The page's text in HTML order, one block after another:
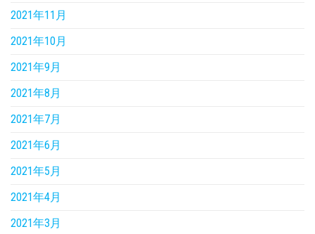
2021年11月
2021年10月
2021年9月
2021年8月
2021年7月
2021年6月
2021年5月
2021年4月
2021年3月